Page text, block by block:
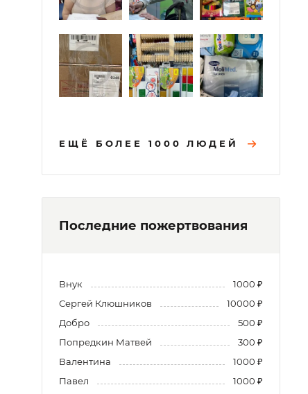
ЕЩЁ БОЛЕЕ 1000 ЛЮДЕЙ
Последние пожертвования
Внук
1000 ₽
Сергей Клюшников
10000 ₽
Добро
500 ₽
Попредкин Матвей
300 ₽
Валентина
1000 ₽
Павел
1000 ₽